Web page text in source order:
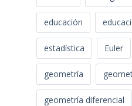
educación
estadística Euler
geometría
geometría diferencial